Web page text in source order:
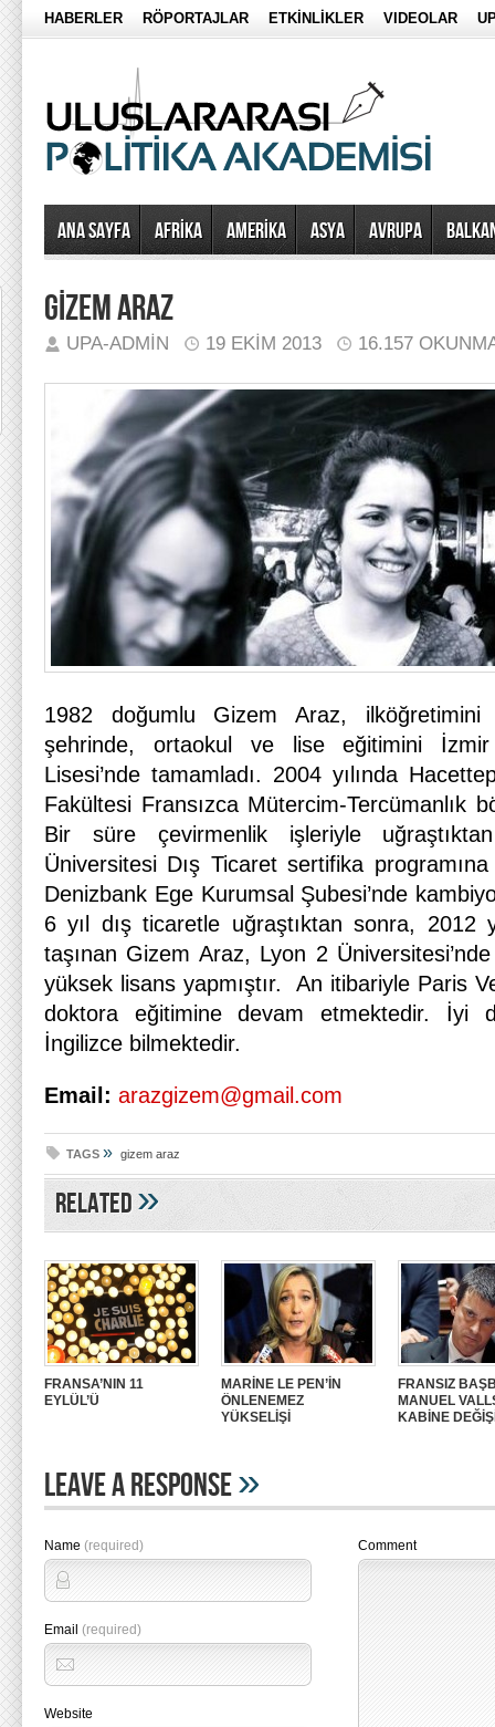
HABERLER RÖPORTAJLAR ETKİNLİKLER VIDEOLAR
Ana Sayfa AFRİKA AMERİKA ASYA AVRUPA
GİZEM ARAZ
UPA-ADMIN 19 EKIM 2013 16.157
1982 doğumlu Gizem Araz, ilköğretimini
şehrinde, ortaokul ve lise eğitimini İzmir
Lisesi’nde tamamladı. 2004 yılında
Fakültesi Fransızca Mütercim-Tercümanlık
Bir süre çevirmenlik işleriyle
Üniversitesi Dış Ticaret sertifika programına
Denizbank Ege Kurumsal Şubesi’nde
6 yıl dış ticaretle uğraştıktan sonra, 2012
taşınan Gizem Araz, Lyon 2
yüksek lisans yapmıştır. An itibariyle Paris
doktora eğitimine devam etmektedir. İyi
İngilizce bilmektedir.
Email: arazgizem@gmail.com
TAGS » gizem araz
Related»
FRANSA’NIN 11
EYLÜL’Ü
MARİNE LE PEN’İN
ÖNLENEMEZ
YÜKSELİŞİ
FRANSIZ
MANUEL
KABİNE
Leave A Response»
Name (required)
Email (required)
Website
Comment